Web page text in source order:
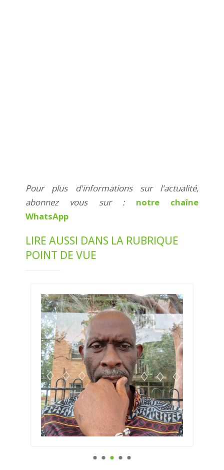
Pour plus d'informations sur l'actualité,
abonnez vous sur : notre chaîne
WhatsApp
LIRE AUSSI DANS LA RUBRIQUE
POINT DE VUE